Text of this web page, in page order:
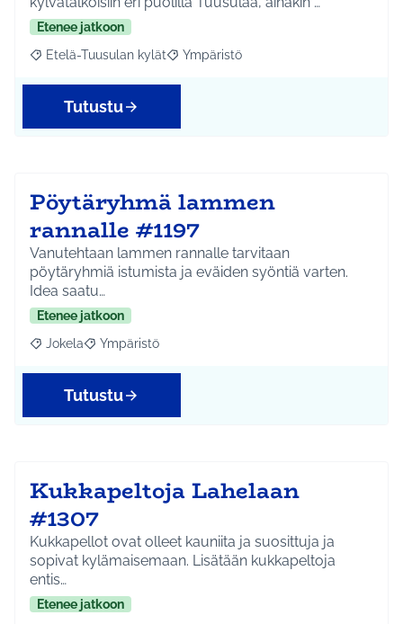
Etenee jatkoon
Rajaa tulokset aihepiirin mukaan: Etelä-Tuusulan kylät
Etelä-Tuusulan kylät Rajaa tulokset teeman mukaan:
Ympäristö
Tutustu
Pöytäryhmä lammen
rannalle #1197
Vanutehtaan lammen rannalle tarvitaan
pöytäryhmiä istumista ja eväiden syöntiä varten.
Idea saatu…
Etenee jatkoon
Rajaa tulokset aihepiirin mukaan: Jokela
Jokela Rajaa tulokset teeman mukaan: Ympäristö
Ympäristö
Tutustu
Kukkapeltoja Lahelaan
#1307
Kukkapellot ovat olleet kauniita ja suosittuja ja
sopivat kylämaisemaan. Lisätään kukkapeltoja
entis…
Etenee jatkoon